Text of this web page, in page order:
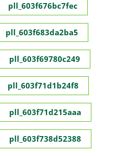
pll_603f676bc7fec
pll_603f683da2ba5
pll_603f69780c249
pll_603f71d1b24f8
pll_603f71d215aaa
pll_603f738d52388